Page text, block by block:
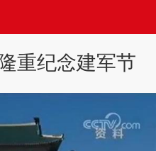
重纪念建军节